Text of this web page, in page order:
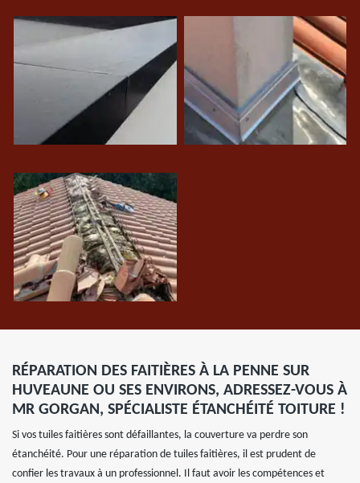
RÉPARATION DES FAITIÈRES À LA PENNE SUR
HUVEAUNE OU SES ENVIRONS, ADRESSEZ-VOUS À
MR GORGAN, SPÉCIALISTE ÉTANCHÉITÉ TOITURE !
Si vos tuiles faitières sont défaillantes, la couverture va perdre son
étanchéité. Pour une réparation de tuiles faitières, il est prudent de
confier les travaux à un professionnel. Il faut avoir les compétences et